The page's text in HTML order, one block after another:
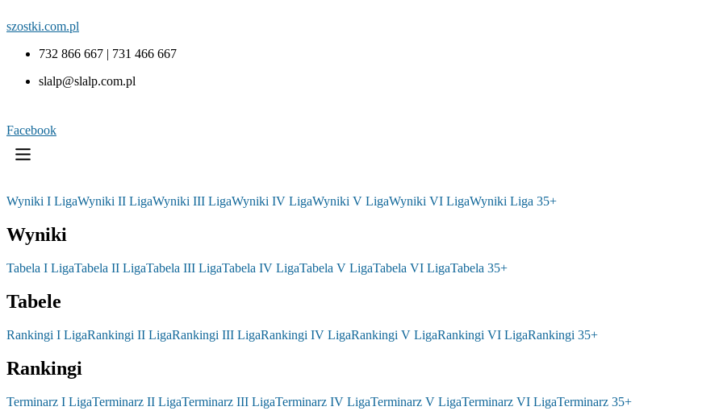
szostki.com.pl
732 866 667 | 731 466 667
slalp@slalp.com.pl
Facebook
Wyniki I LigaWyniki II LigaWyniki III LigaWyniki IV LigaWyniki V LigaWyniki VI LigaWyniki Liga 35+
Wyniki
Tabela I LigaTabela II LigaTabela III LigaTabela IV LigaTabela V LigaTabela VI LigaTabela 35+
Tabele
Rankingi I LigaRankingi II LigaRankingi III LigaRankingi IV LigaRankingi V LigaRankingi VI LigaRankingi 35+
Rankingi
Terminarz I LigaTerminarz II LigaTerminarz III LigaTerminarz IV LigaTerminarz V LigaTerminarz VI LigaTerminarz 35+